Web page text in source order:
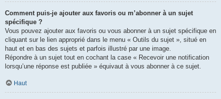
Comment puis-je ajouter aux favoris ou m’abonner à un sujet
spécifique ?
Vous pouvez ajouter aux favoris ou vous abonner à un sujet spécifique en
cliquant sur le lien approprié dans le menu « Outils du sujet », situé en
haut et en bas des sujets et parfois illustré par une image.
Répondre à un sujet tout en cochant la case « Recevoir une notification
lorsqu’une réponse est publiée » équivaut à vous abonner à ce sujet.
Haut